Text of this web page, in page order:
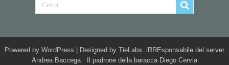
Powered by WordPress | Designed by TieLabs iRREsponsabile del server
Andrea Baccega Il padrone della baracca Diego Cervia